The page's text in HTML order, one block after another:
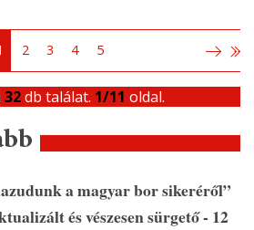
2 3 4 5
32db találat. 1/11 oldal.
a magyar bor sikeréről”
és vészesen sürgető - 12